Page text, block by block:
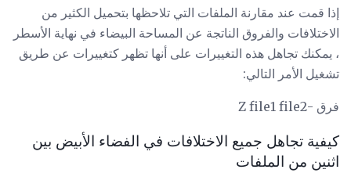
إذا قمت عند مقارنة الملفات التي تلاحظها بتحميل الكثير من
الاختلافات والفروق الناتجة عن المساحة البيضاء في نهاية الأسطر
، يمكنك تجاهل هذه التغييرات على أنها تظهر كتغييرات عن طريق
تشغيل الأمر التالي:
فرق -Z file1 file2
كيفية تجاهل جميع الاختلافات في الفضاء الأبيض بين
اثنين من الملفات